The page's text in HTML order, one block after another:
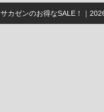
サカゼンのお得なSALE！｜